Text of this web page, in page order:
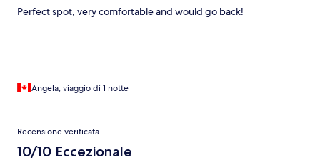
Perfect spot, very comfortable and would go back!
Angela, viaggio di 1 notte
Recensione verificata
10/10 Eccezionale